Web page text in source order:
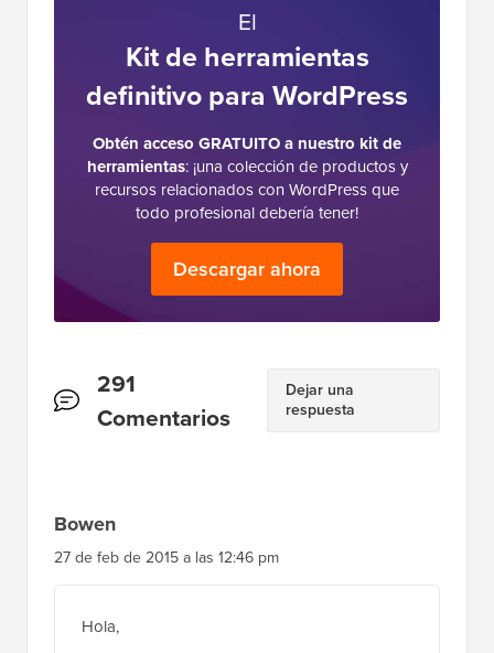
El
Kit de herramientas
definitivo para WordPress
Obtén acceso GRATUITO a nuestro kit de
herramientas: ¡una colección de productos y
recursos relacionados con WordPress que
todo profesional debería tener!
Descargar ahora
Interacciones
del
291
Comentarios
Dejar una
respuesta
Bowen
27 de feb de 2015 a las 12:46 pm
Hola,